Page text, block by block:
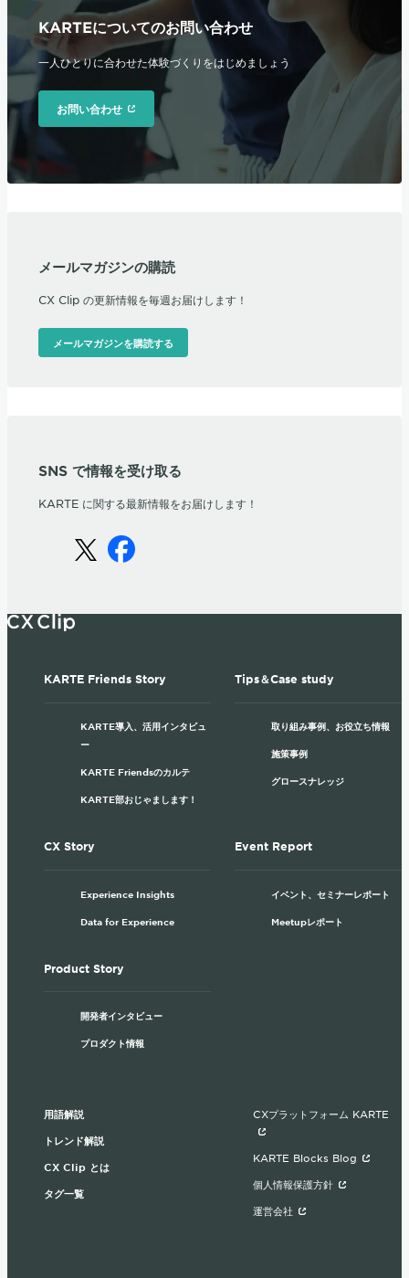
KARTEについてのお問い合わせ
一人ひとりに合わせた体験づくりをはじめましょう
お問い合わせ
メールマガジンの購読
CX Clip の更新情報を毎週お届けします！
メールマガジンを購読する
SNS で情報を受け取る
KARTE に関する最新情報をお届けします！
KARTE Friends Story
KARTE導入、活用インタビュ
ー
KARTE Friendsのカルテ
KARTE部おじゃまします！
Tips＆Case study
取り組み事例、お役立ち情報
施策事例
グロースナレッジ
CX Story
Experience Insights
Data for Experience
Event Report
イベント、セミナーレポート
Meetupレポート
Product Story
開発者インタビュー
プロダクト情報
用語解説
トレンド解説
CX Clip とは
タグ一覧
CXプラットフォーム KARTE
KARTE Blocks Blog
個人情報保護方針
運営会社